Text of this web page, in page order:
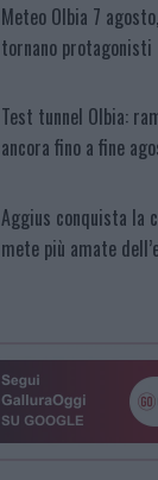
Meteo Olbia 7
tornano protagonisti
Test tunnel Olbia:
ancora fino a fine
Aggius conquista la
mete più amate